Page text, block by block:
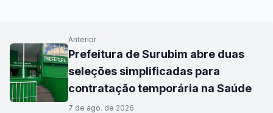
Anterior
Prefeitura de Surubim abre duas
seleções simplificadas para
contratação temporária na Saúde
7 de ago. de 2026